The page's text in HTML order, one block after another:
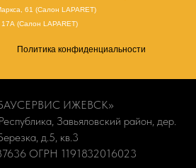
61 (Салон LAPARET)
(Салон LAPARET)
Политика конфиденциальности
ИЖЕВСК»
Завьяловский район, дер.
д.5, кв.3
ОГРН 1191832016023